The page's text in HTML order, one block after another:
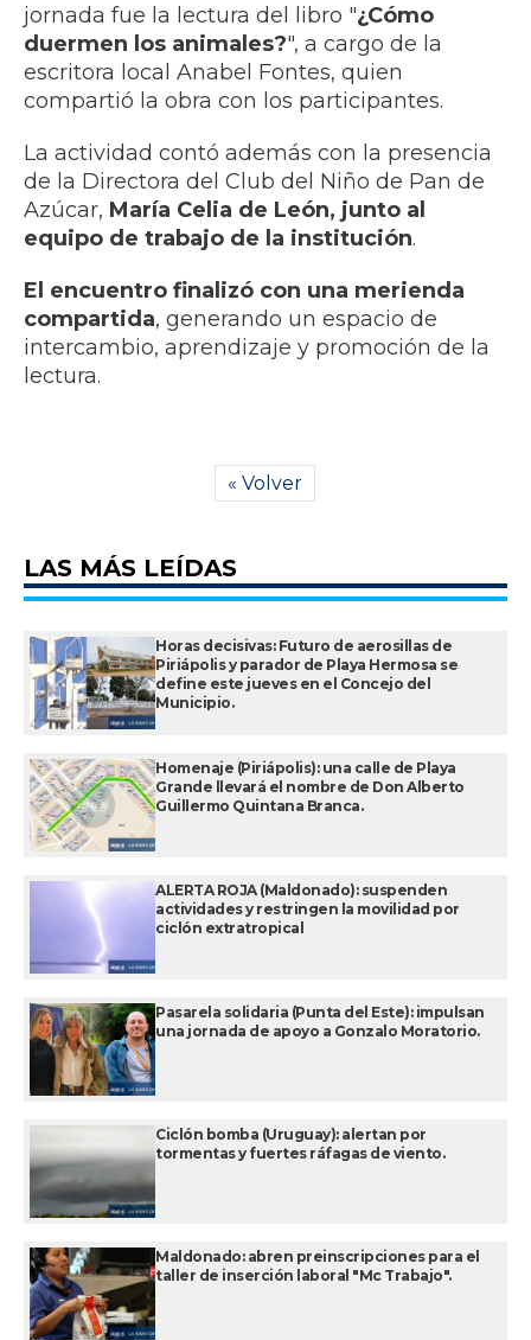
jornada fue la lectura del libro "¿Cómo
duermen los animales?", a cargo de la
escritora local Anabel Fontes, quien
compartió la obra con los participantes.
La actividad contó además con la presencia
de la Directora del Club del Niño de Pan de
Azúcar, María Celia de León, junto al
equipo de trabajo de la institución.
El encuentro finalizó con una merienda
compartida, generando un espacio de
intercambio, aprendizaje y promoción de la
lectura.
« Volver
LAS MÁS LEÍDAS
Horas decisivas: Futuro de aerosillas de
Piriápolis y parador de Playa Hermosa se
define este jueves en el Concejo del
Municipio.
Homenaje (Piriápolis): una calle de Playa
Grande llevará el nombre de Don Alberto
Guillermo Quintana Branca.
ALERTA ROJA (Maldonado): suspenden
actividades y restringen la movilidad por
ciclón extratropical
Pasarela solidaria (Punta del Este): impulsan
una jornada de apoyo a Gonzalo Moratorio.
Ciclón bomba (Uruguay): alertan por
tormentas y fuertes ráfagas de viento.
Maldonado: abren preinscripciones para el
taller de inserción laboral "Mc Trabajo".